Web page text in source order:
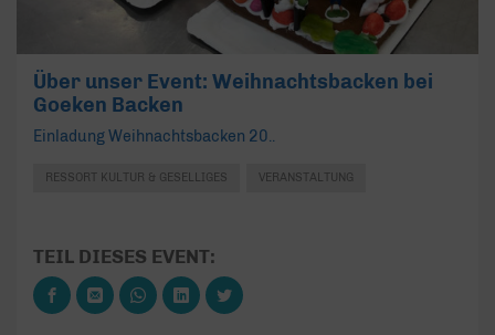
Über unser Event: Weihnachtsbacken bei
Goeken Backen
Einladung Weihnachtsbacken 20..
RESSORT KULTUR & GESELLIGES VERANSTALTUNG
TEIL DIESES EVENT: